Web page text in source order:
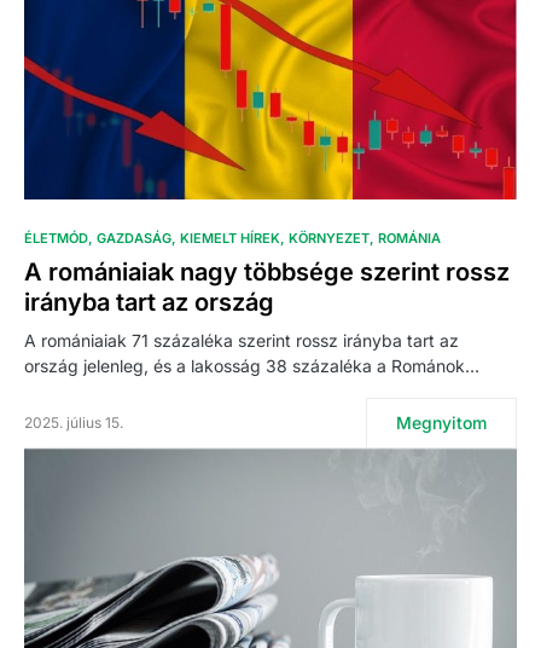
ÉLETMÓD GAZDASÁG KIEMELT HÍREK KÖRNYEZET ROMÁNIA
A romániaiak nagy többsége szerint rossz
irányba tart az ország
A romániaiak 71 százaléka szerint rossz irányba tart az
ország jelenleg, és a lakosság 38 százaléka a Románok…
2025. július 15. Megnyitom